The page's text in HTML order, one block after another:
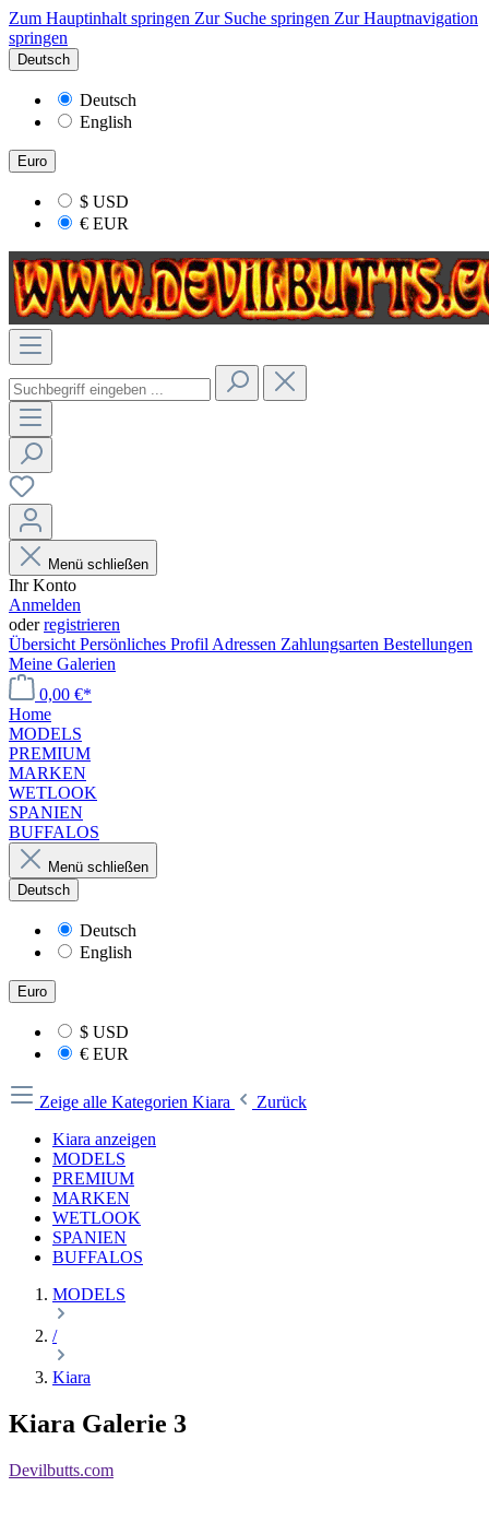
Zum Hauptinhalt springen Zur Suche springen Zur Hauptnavigation
springen
Deutsch
Deutsch
English
Euro
$ USD
€ EUR
Menü schließen
Ihr Konto
Anmelden
oderregistrieren
Übersicht Persönliches Profil Adressen Zahlungsarten Bestellungen
Meine Galerien
0,00 €*
Home
MODELS
PREMIUM
MARKEN
WETLOOK
SPANIEN
BUFFALOS
Menü schließen
Deutsch
Deutsch
English
Euro
$ USD
€ EUR
Zeige alle Kategorien Kiara
Zurück
Kiara anzeigen
MODELS
PREMIUM
MARKEN
WETLOOK
SPANIEN
BUFFALOS
MODELS
/
Kiara
Kiara Galerie 3
Devilbutts.com